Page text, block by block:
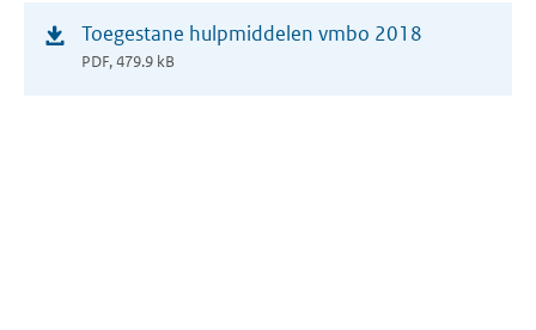
Toegestane hulpmiddelen vmbo 2018
PDF, 479.9 kB